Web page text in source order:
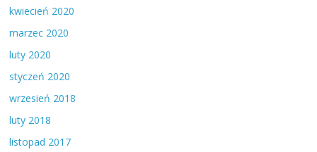
kwiecień 2020
marzec 2020
luty 2020
styczeń 2020
wrzesień 2018
luty 2018
listopad 2017